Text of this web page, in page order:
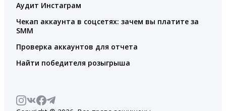
Аудит Инстаграм
Чекап аккаунта в соцсетях: зачем вы платите за
SMM
Проверка аккаунтов для отчета
Найти победителя розыгрыша